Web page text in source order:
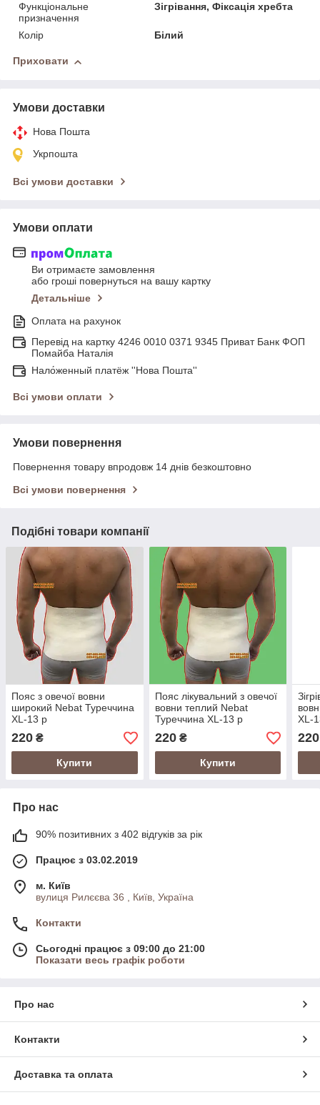
Функціональне
призначення
Зігрівання, Фіксація хребта
Колір Білий
Приховати
Умови доставки
Нова Пошта
Укрпошта
Всі умови доставки
Умови оплати
Ви отримаєте замовлення
або гроші повернуться на вашу картку
Детальніше
Оплата на рахунок
Перевід на картку 4246 0010 0371 9345 Приват Банк ФОП
Помайба Наталія
Нало́женный платёж ''Нова Пошта''
Всі умови оплати
Умови повернення
Повернення товару впродовж 14 днів безкоштовно
Всі умови повернення
Подібні товари компанії
Пояс з овечої вовни
широкий Nebat Туреччина
XL-13 р
220 ₴
Купити
Пояс лікувальний з овечої
вовни теплий Nebat
Туреччина XL-13 р
220₴
Купити
XL-
220
Про нас
90% позитивних з 402 відгуків за рік
Працює з 03.02.2019
м. Київ
вулиця Рилєєва 36 , Київ, Україна
Контакти
Сьогодні працює з 09:00 до 21:00
Показати весь графік роботи
Про нас
Контакти
Доставка та оплата